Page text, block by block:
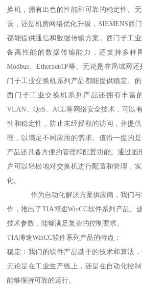
换机，拥有出色的性能和可靠的稳定性。
设，还是机房网络优化升级，SIEMENS西
都能提供通信和数据传输方案。西门子工
备高性能的数据传输能力，还支持多种
Modbus、Ethernet/IP等。无论是在局域网
门子工业交换机系列产品都能提供稳定、的
西门子工业交换机系列产品还拥有丰富
VLAN、QoS、ACL等网络安全技术，可以
性和稳定性，防止未经授权的访问，并提
理，以满足不同应用的需求。值得一提的
产品还具备方便的管理和配置功能。通过图
户可以轻松地对交换机进行配置和管理，
化。
作为自动化解决方案供应商，我们与
作，推出了TIA博途WinCC软件系列产品。
技术参数，能够满足复杂的控制要求。
TIA博途WinCC软件系列产品的特点：
稳定：我们的软件产品基于的技术和算法，
无论是在工业生产线上，还是在自动化控
能够保持可靠的运行。